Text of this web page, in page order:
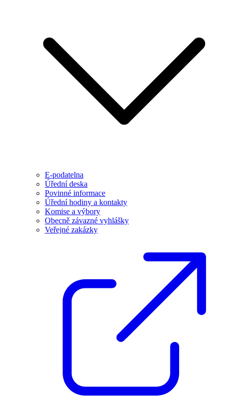
E-podatelna
Úřední deska
Povinné informace
Úřední hodiny a kontakty
Komise a výbory
Obecně závazné vyhlášky
Veřejné zakázky